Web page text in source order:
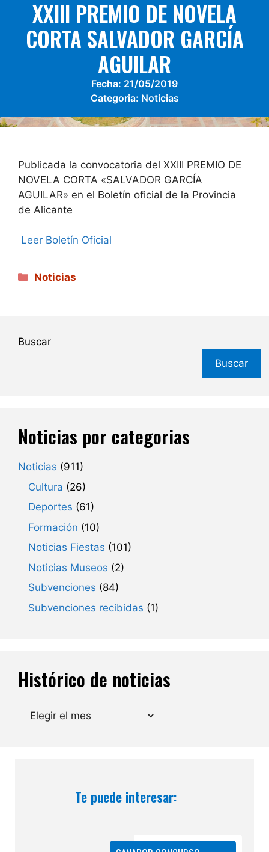
XXIII PREMIO DE NOVELA
CORTA SALVADOR GARCÍA
AGUILAR
Fecha: 21/05/2019
Categoria: Noticias
Publicada la convocatoria del XXIII PREMIO DE
NOVELA CORTA «SALVADOR GARCÍA
AGUILAR» en el Boletín oficial de la Provincia
de Alicante
Leer Boletín Oficial
Categorías
Noticias
Buscar
Buscar
Noticias por categorias
Noticias (911)
Cultura (26)
Deportes (61)
Formación (10)
Noticias Fiestas (101)
Noticias Museos (2)
Subvenciones (84)
Subvenciones recibidas (1)
Histórico de noticias
Archivos
Te puede interesar: